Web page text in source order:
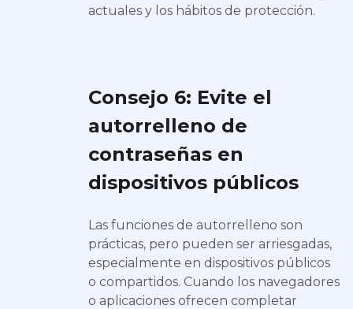
actuales y los hábitos de protección.
Consejo 6: Evite el
autorrelleno de
contraseñas en
dispositivos públicos
Las funciones de autorrelleno son
prácticas, pero pueden ser arriesgadas,
especialmente en dispositivos públicos
o compartidos. Cuando los navegadores
o aplicaciones ofrecen completar